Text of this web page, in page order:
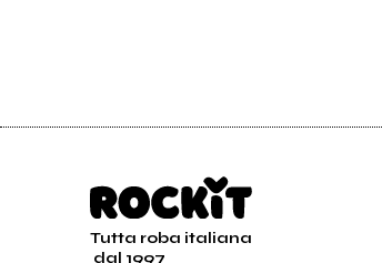
Tutta roba italiana
dal 1997